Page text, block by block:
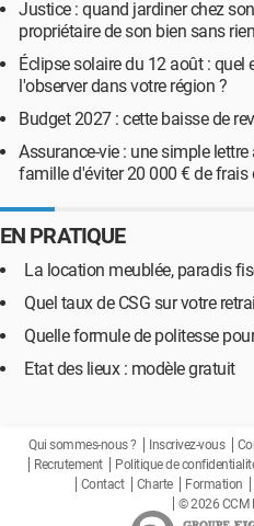
Justice : quand jardiner chez
propriétaire de son bien sans
Éclipse solaire du 12 août : quel
l'observer dans votre région ?
Budget 2027 : cette baisse de
Assurance-vie : une simple
famille d'éviter 20 000 € de frais
EN PRATIQUE
La location meublée, paradis
Quel taux de CSG sur votre
Quelle formule de politesse
Etat des lieux : modèle gratuit
Qui sommes-nous ? Inscrivez-vous
Recrutement
Politique de
Contact
Charte Formation
© 2026 CCM